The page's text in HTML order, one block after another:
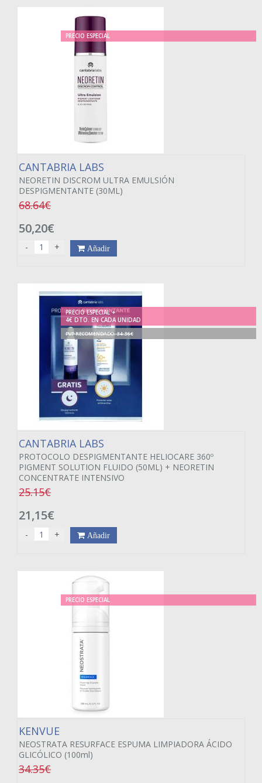
PRECIO ESPECIAL
CANTABRIA LABS
NEORETIN DISCROM ULTRA EMULSIÓN
DESPIGMENTANTE (30ML)
68.64€
50,20€
- + Añadir
PRECIO ESPECIAL +
4€ DTO. EN CADA UNIDAD
PVP RECOMENDADO. 34.36€
CANTABRIA LABS
PROTOCOLO DESPIGMENTANTE HELIOCARE 360º
PIGMENT SOLUTION FLUIDO (50ML) + NEORETIN
CONCENTRATE INTENSIVO
25.15€
21,15€
- + Añadir
PRECIO ESPECIAL
KENVUE
NEOSTRATA RESURFACE ESPUMA LIMPIADORA ÁCIDO
GLICÓLICO (100ml)
34.35€